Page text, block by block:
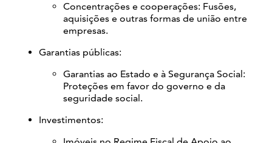
Concentrações e cooperações: Fusões,
aquisições e outras formas de união entre
empresas.
Garantias públicas:
Garantias ao Estado e à Segurança Social:
Proteções em favor do governo e da
seguridade social.
Investimentos: